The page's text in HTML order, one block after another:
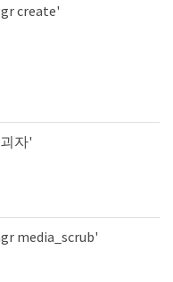
create'
자'
media_scrub'